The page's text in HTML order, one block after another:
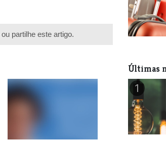
ou partilhe este artigo.
Últimas
1